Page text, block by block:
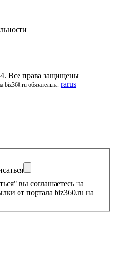
Все права защищены
biz360.ru обязательна. rarus
вы соглашаетесь на
от портала biz360.ru на